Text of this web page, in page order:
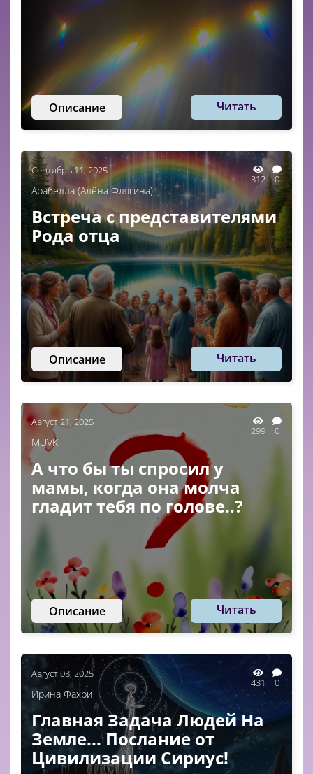
Описание Читать
Сентябрь 11, 2025
312 0
Арабелла (Алëна Флягина)
Встреча с представителями
Рода отца
Описание Читать
Август 21, 2025
299 0
MUVK
А что бы ты спросил у
мамы, когда она молча
гладит тебя по голове..?
Описание Читать
Август 08, 2025
431 0
Ирина Фахри
Главная Задача Людей На
Земле... Послание от
Цивилизации Сириус!